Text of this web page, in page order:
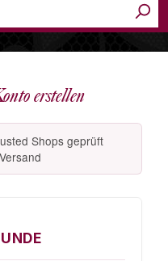
erstellen
Shops geprüft